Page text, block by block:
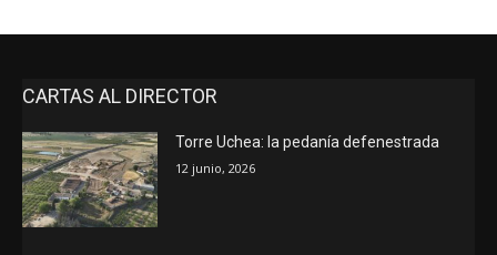
CARTAS AL DIRECTOR
Torre Uchea: la pedanía defenestrada
12 junio, 2026